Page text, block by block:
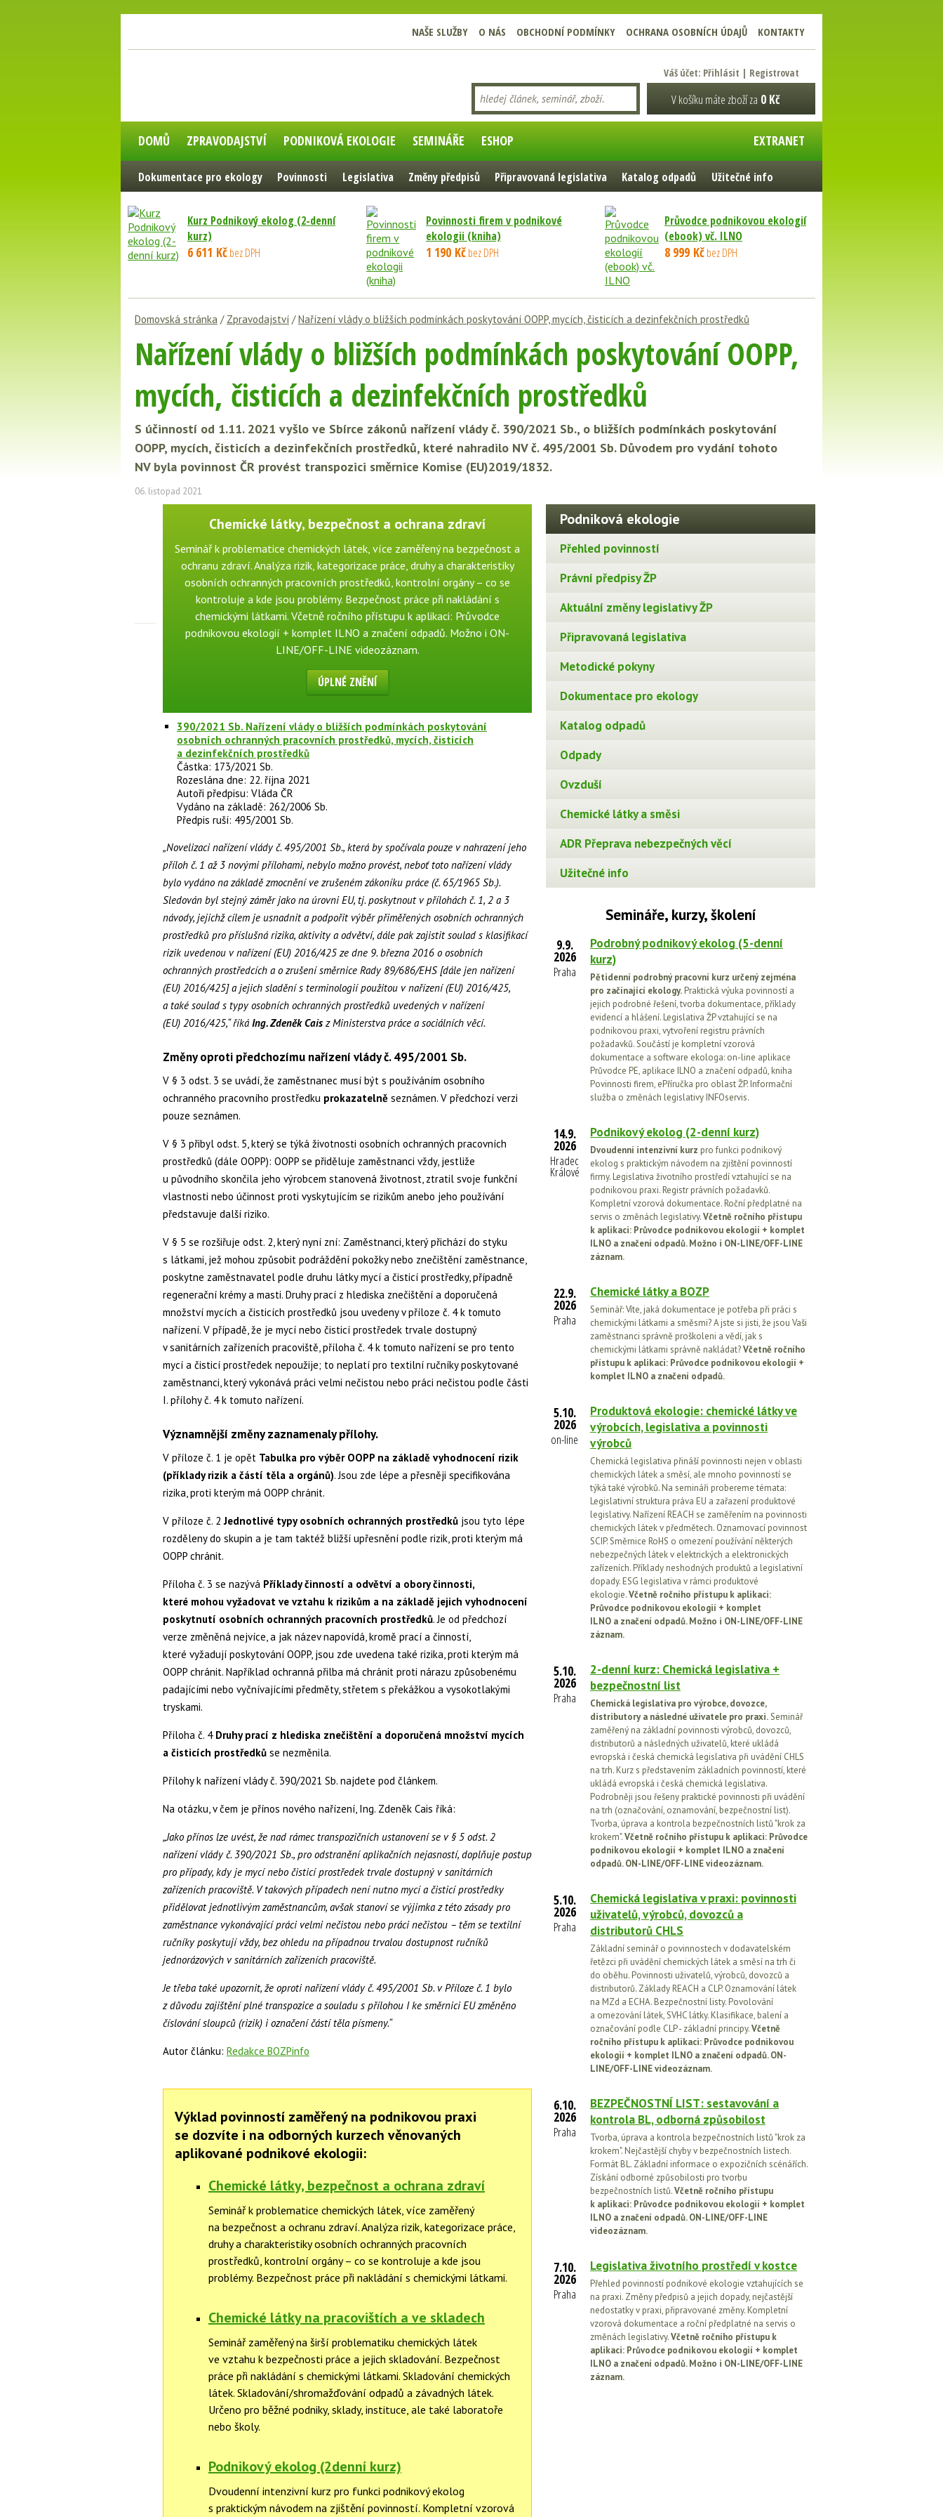
NAŠE SLUŽBY O NÁS OBCHODNÍ PODMÍNKY OCHRANA OSOBNÍCH ÚDAJŮ KONTAKTY
Váš účet: Přihlásit | Registrovat
V košíku máte zboží za 0 Kč
DOMŮ ZPRAVODAJSTVÍ PODNIKOVÁ EKOLOGIE SEMINÁŘE ESHOP EXTRANET
Dokumentace pro ekology Povinnosti Legislativa Změny předpisů Připravovaná legislativa Katalog odpadů Užitečné info
Kurz Podnikový ekolog (2-denní
kurz)
6 611 Kčbez DPH
Povinnosti firem v podnikové
ekologii (kniha)
1 190 Kčbez DPH
Průvodce podnikovou ekologií
(ebook) vč. ILNO
8 999 Kčbez DPH
Domovská stránka / Zpravodajství /Nařízení vlády o bližších podmínkách poskytování OOPP, mycích, čisticích a dezinfekčních prostředků
Nařízení vlády o bližších podmínkách poskytování OOPP,
mycích, čisticích a dezinfekčních prostředků
S účinností od 1.11. 2021 vyšlo ve Sbírce zákonů nařízení vlády č. 390/2021 Sb., o bližších podmínkách poskytování
OOPP, mycích, čisticích a dezinfekčních prostředků, které nahradilo NV č. 495/2001 Sb. Důvodem pro vydání tohoto
NV byla povinnost ČR provést transpozici směrnice Komise (EU)2019/1832.
06. listopad 2021
Chemické látky, bezpečnost a ochrana zdraví
Seminář k problematice chemických látek, více zaměřený na bezpečnost a
ochranu zdraví. Analýza rizik, kategorizace práce, druhy a charakteristiky
osobních ochranných pracovních prostředků, kontrolní orgány – co se
kontroluje a kde jsou problémy. Bezpečnost práce při nakládání s
chemickými látkami. Včetně ročního přístupu k aplikaci: Průvodce
podnikovou ekologií + komplet ILNO a značení odpadů. Možno i ON-
LINE/OFF-LINE videozáznam.
ÚPLNÉ ZNĚNÍ
390/2021 Sb. Nařízení vlády o bližších podmínkách poskytování
osobních ochranných pracovních prostředků, mycích, čisticích
a dezinfekčních prostředků
Částka: 173/2021 Sb.
Rozeslána dne: 22. října 2021
Autoři předpisu: Vláda ČR
Vydáno na základě: 262/2006 Sb.
Předpis ruší: 495/2001 Sb.
„Novelizaci nařízení vlády č. 495/2001 Sb., která by spočívala pouze v nahrazení jeho
příloh č. 1 až 3 novými přílohami, nebylo možno provést, neboť toto nařízení vlády
bylo vydáno na základě zmocnění ve zrušeném zákoníku práce (č. 65/1965 Sb.).
Sledován byl stejný záměr jako na úrovni EU, tj. poskytnout v přílohách č. 1, 2 a 3
návody, jejichž cílem je usnadnit a podpořit výběr přiměřených osobních ochranných
prostředků pro příslušná rizika, aktivity a odvětví, dále pak zajistit soulad s klasifikací
rizik uvedenou v nařízení (EU) 2016/425 ze dne 9. března 2016 o osobních
ochranných prostředcích a o zrušení směrnice Rady 89/686/EHS [dále jen nařízení
(EU) 2016/425] a jejich sladění s terminologií použitou v nařízení (EU) 2016/425,
a také soulad s typy osobních ochranných prostředků uvedených v nařízení
(EU) 2016/425,“ říká Ing. Zdeněk Cais z Ministerstva práce a sociálních věcí.
Změny oproti předchozímu nařízení vlády č. 495/2001 Sb.
V § 3 odst. 3 se uvádí, že zaměstnanec musí být s používáním osobního
ochranného pracovního prostředku prokazatelně seznámen. V předchozí verzi
pouze seznámen.
V § 3 přibyl odst. 5, který se týká životnosti osobních ochranných pracovních
prostředků (dále OOPP): OOPP se přiděluje zaměstnanci vždy, jestliže
u původního skončila jeho výrobcem stanovená životnost, ztratil svoje funkční
vlastnosti nebo účinnost proti vyskytujícím se rizikům anebo jeho používání
představuje další riziko.
V § 5 se rozšiřuje odst. 2, který nyní zní: Zaměstnanci, který přichází do styku
s látkami, jež mohou způsobit podráždění pokožky nebo znečištění zaměstnance,
poskytne zaměstnavatel podle druhu látky mycí a čisticí prostředky, případně
regenerační krémy a masti. Druhy prací z hlediska znečištění a doporučená
množství mycích a čisticích prostředků jsou uvedeny v příloze č. 4 k tomuto
nařízení. V případě, že je mycí nebo čisticí prostředek trvale dostupný
v sanitárních zařízeních pracoviště, příloha č. 4 k tomuto nařízení se pro tento
mycí a čisticí prostředek nepoužije; to neplatí pro textilní ručníky poskytované
zaměstnanci, který vykonává práci velmi nečistou nebo práci nečistou podle části
I. přílohy č. 4 k tomuto nařízení.
Významnější změny zaznamenaly přílohy.
V příloze č. 1 je opět Tabulka pro výběr OOPP na základě vyhodnocení rizik
(příklady rizik a částí těla a orgánů). Jsou zde lépe a přesněji specifikována
rizika, proti kterým má OOPP chránit.
V příloze č. 2 Jednotlivé typy osobních ochranných prostředků jsou tyto lépe
rozděleny do skupin a je tam taktéž bližší upřesnění podle rizik, proti kterým má
OOPP chránit.
Příloha č. 3 se nazývá Příklady činností a odvětví a obory činnosti,
které mohou vyžadovat ve vztahu k rizikům a na základě jejich vyhodnocení
poskytnutí osobních ochranných pracovních prostředků. Je od předchozí
verze změněná nejvíce, a jak název napovídá, kromě prací a činností,
které vyžadují poskytování OOPP, jsou zde uvedena také rizika, proti kterým má
OOPP chránit. Například ochranná přilba má chránit proti nárazu způsobenému
padajícími nebo vyčnívajícími předměty, střetem s překážkou a vysokotlakými
tryskami.
Příloha č. 4 Druhy prací z hlediska znečištění a doporučená množství mycích
a čisticích prostředků se nezměnila.
Přílohy k nařízení vlády č. 390/2021 Sb. najdete pod článkem.
Na otázku, v čem je přínos nového nařízení, Ing. Zdeněk Cais říká:
„Jako přínos lze uvést, že nad rámec transpozičních ustanovení se v § 5 odst. 2
nařízení vlády č. 390/2021 Sb., pro odstranění aplikačních nejasností, doplňuje postup
pro případy, kdy je mycí nebo čisticí prostředek trvale dostupný v sanitárních
zařízeních pracoviště. V takových případech není nutno mycí a čisticí prostředky
přidělovat jednotlivým zaměstnancům, avšak stanoví se výjimka z této zásady pro
zaměstnance vykonávající práci velmi nečistou nebo práci nečistou – těm se textilní
ručníky poskytují vždy, bez ohledu na případnou trvalou dostupnost ručníků
jednorázových v sanitárních zařízeních pracoviště.
Je třeba také upozornit, že oproti nařízení vlády č. 495/2001 Sb. v Příloze č. 1 bylo
z důvodu zajištění plné transpozice a souladu s přílohou I ke směrnici EU změněno
číslování sloupců (rizik) i označení částí těla písmeny.“
Autor článku: Redakce BOZPinfo
Výklad povinností zaměřený na podnikovou praxi
se dozvíte i na odborných kurzech věnovaných
aplikované podnikové ekologii:
Chemické látky, bezpečnost a ochrana zdraví
Seminář k problematice chemických látek, více zaměřený
na bezpečnost a ochranu zdraví. Analýza rizik, kategorizace práce,
druhy a charakteristiky osobních ochranných pracovních
prostředků, kontrolní orgány – co se kontroluje a kde jsou
problémy. Bezpečnost práce při nakládání s chemickými látkami.
Chemické látky na pracovištích a ve skladech
Seminář zaměřený na širší problematiku chemických látek
ve vztahu k bezpečnosti práce a jejich skladování. Bezpečnost
práce při nakládání s chemickými látkami. Skladování chemických
látek. Skladování/shromažďování odpadů a závadných látek.
Určeno pro běžné podniky, sklady, instituce, ale také laboratoře
nebo školy.
Podnikový ekolog (2denní kurz)
Dvoudenní intenzivní kurz pro funkci podnikový ekolog
s praktickým návodem na zjištění povinností. Kompletní vzorová
Podniková ekologie
Přehled povinností
Právní předpisy ŽP
Aktuální změny legislativy ŽP
Připravovaná legislativa
Metodické pokyny
Dokumentace pro ekology
Katalog odpadů
Odpady
Ovzduší
Chemické látky a směsi
ADR Přeprava nebezpečných věcí
Užitečné info
Semináře, kurzy, školení
9.9.
2026
Praha
Podrobný podnikový ekolog (5-denní
kurz)
Pětidenní podrobný pracovní kurz určený zejména
pro začínající ekology. Praktická výuka povinností a
jejich podrobné řešení, tvorba dokumentace, příklady
evidencí a hlášení. Legislativa ŽP vztahující se na
podnikovou praxi, vytvoření registru právních
požadavků. Součástí je kompletní vzorová
dokumentace a software ekologa: on-line aplikace
Průvodce PE, aplikace ILNO a značení odpadů, kniha
Povinnosti firem, ePříručka pro oblast ŽP. Informační
služba o změnách legislativy INFOservis.
14.9.
2026
Hradec
Králové
Podnikový ekolog (2-denní kurz)
Dvoudenní intenzivní kurz pro funkci podnikový
ekolog s praktickým návodem na zjištění povinností
firmy. Legislativa životního prostředí vztahující se na
podnikovou praxi. Registr právních požadavků.
Kompletní vzorová dokumentace. Roční předplatné na
servis o změnách legislativy.Včetně ročního přístupu
k aplikaci: Průvodce podnikovou ekologií + komplet
ILNO a značení odpadů. Možno i ON-LINE/OFF-LINE
záznam.
22.9.
2026
Praha
Chemické látky a BOZP
Seminář: Víte, jaká dokumentace je potřeba při práci s
chemickými látkami a směsmi? A jste si jisti, že jsou Vaši
zaměstnanci správně proškoleni a vědí, jak s
chemickými látkami správně nakládat?Včetně ročního
přístupu k aplikaci: Průvodce podnikovou ekologií +
komplet ILNO a značení odpadů.
5.10.
2026
on-line
Produktová ekologie: chemické látky ve
výrobcích, legislativa a povinnosti
výrobců
Chemická legislativa přináší povinnosti nejen v oblasti
chemických látek a směsí, ale mnoho povinností se
týká také výrobků. Na semináři probereme témata:
Legislativní struktura práva EU a zařazení produktové
legislativy. Nařízení REACH se zaměřením na povinnosti
chemických látek v předmětech. Oznamovací povinnost
SCIP. Směrnice RoHS o omezení používání některých
nebezpečných látek v elektrických a elektronických
zařízeních. Příklady neshodných produktů a legislativní
dopady. ESG legislativa v rámci produktové
ekologie.Včetně ročního přístupu k aplikaci:
Průvodce podnikovou ekologií + komplet
ILNO a značení odpadů. Možno i ON-LINE/OFF-LINE
záznam.
5.10.
2026
Praha
2-denní kurz: Chemická legislativa +
bezpečnostní list
Chemická legislativa pro výrobce, dovozce,
distributory a následné uživatele pro praxi.Seminář
zaměřený na základní povinnosti výrobců, dovozců,
distributorů a následných uživatelů, které ukládá
evropská i česká chemická legislativa při uvádění CHLS
na trh. Kurz s představením základních povinností, které
ukládá evropská i česká chemická legislativa.
Podrobněji jsou řešeny praktické povinnosti při uvádění
na trh (označování, oznamování, bezpečnostní list).
Tvorba, úprava a kontrola bezpečnostních listů "krok za
krokem".Včetně ročního přístupu k aplikaci: Průvodce
podnikovou ekologií + komplet ILNO a značení
odpadů. ON-LINE/OFF-LINE videozáznam.
5.10.
2026
Praha
Chemická legislativa v praxi: povinnosti
uživatelů, výrobců, dovozců a
distributorů CHLS
Základní seminář o povinnostech v dodavatelském
řetězci při uvádění chemických látek a směsí na trh či
do oběhu. Povinnosti uživatelů, výrobců, dovozců a
distributorů. Základy REACH a CLP. Oznamování látek
na MZd a ECHA. Bezpečnostní listy. Povolování
a omezování látek, SVHC látky. Klasifikace, balení a
označování podle CLP - základní principy.Včetně
ročního přístupu k aplikaci: Průvodce podnikovou
ekologií + komplet ILNO a značení odpadů. ON-
LINE/OFF-LINE videozáznam.
6.10.
2026
Praha
BEZPEČNOSTNÍ LIST: sestavování a
kontrola BL, odborná způsobilost
Tvorba, úprava a kontrola bezpečnostních listů "krok za
krokem". Nejčastější chyby v bezpečnostních listech.
Formát BL. Základní informace o expozičních scénářích.
Získání odborné způsobilosti pro tvorbu
bezpečnostních listů.Včetně ročního přístupu
k aplikaci: Průvodce podnikovou ekologií + komplet
ILNO a značení odpadů. ON-LINE/OFF-LINE
videozáznam.
7.10.
2026
Praha
Legislativa životního prostředí v kostce
Přehled povinností podnikové ekologie vztahujících se
na praxi. Změny předpisů a jejich dopady, nejčastější
nedostatky v praxi, připravované změny. Kompletní
vzorová dokumentace a roční předplatné na servis o
změnách legislativy.Včetně ročního přístupu k
aplikaci: Průvodce podnikovou ekologií + komplet
ILNO a značení odpadů. Možno i ON-LINE/OFF-LINE
záznam.